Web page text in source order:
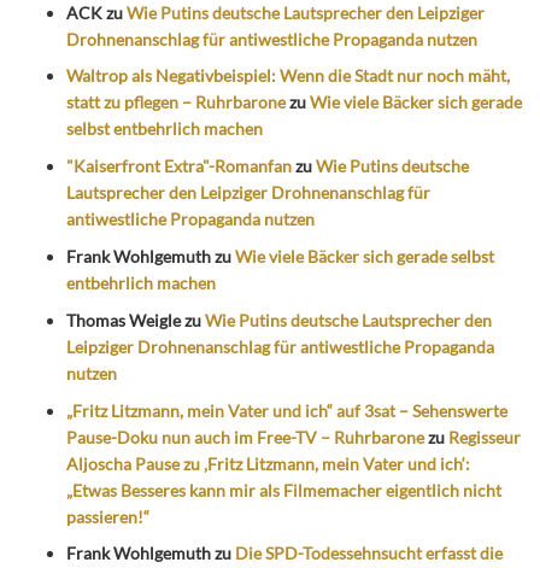
ACKzuWie Putins deutsche Lautsprecher den Leipziger
Drohnenanschlag für antiwestliche Propaganda nutzen
Waltrop als Negativbeispiel: Wenn die Stadt nur noch mäht,
statt zu pflegen – RuhrbaronezuWie viele Bäcker sich gerade
selbst entbehrlich machen
"Kaiserfront Extra"-RomanfanzuWie Putins deutsche
Lautsprecher den Leipziger Drohnenanschlag für
antiwestliche Propaganda nutzen
Frank WohlgemuthzuWie viele Bäcker sich gerade selbst
entbehrlich machen
Thomas WeiglezuWie Putins deutsche Lautsprecher den
Leipziger Drohnenanschlag für antiwestliche Propaganda
nutzen
„Fritz Litzmann, mein Vater und ich“ auf 3sat – Sehenswerte
Pause-Doku nun auch im Free-TV – Ruhrbaronezu Regisseur
Aljoscha Pause zu ‚Fritz Litzmann, mein Vater und ich‘:
„Etwas Besseres kann mir als Filmemacher eigentlich nicht
passieren!“
Frank Wohlgemuthzu Die SPD-Todessehnsucht erfasst die